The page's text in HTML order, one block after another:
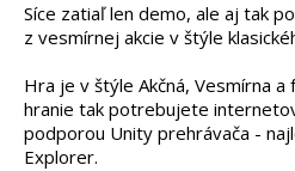
Síce zatiaľ len demo, ale aj tak
z vesmírnej akcie v štýle
Hra je v štýle Akčná, Vesmírna a
hranie tak potrebujete
podporou Unity prehrávača -
Explorer.